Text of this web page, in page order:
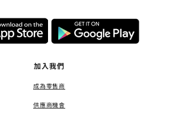
加入我們
成為零售商
供應商機會